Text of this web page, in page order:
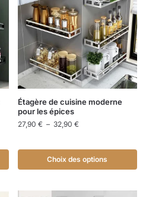
Étagère de cuisine moderne
pour les épices
27,90 € – 32,90 €
Choix des options